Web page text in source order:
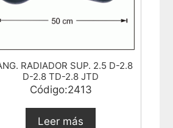
RADIADOR SUP. 2.5 D-2.8
D-2.8 TD-2.8 JTD
Código:2413
Leer más